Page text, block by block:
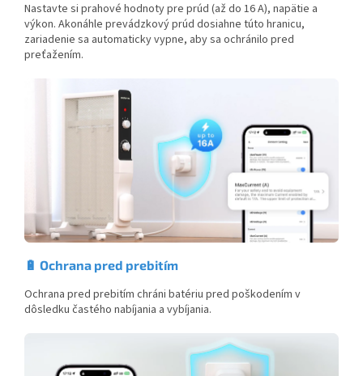
Nastavte si prahové hodnoty pre prúd (až do 16 A), napätie a
výkon. Akonáhle prevádzkový prúd dosiahne túto hranicu,
zariadenie sa automaticky vypne, aby sa ochránilo pred
preťažením.
🔋 Ochrana pred prebitím
Ochrana pred prebitím chráni batériu pred poškodením v
dôsledku častého nabíjania a vybíjania.